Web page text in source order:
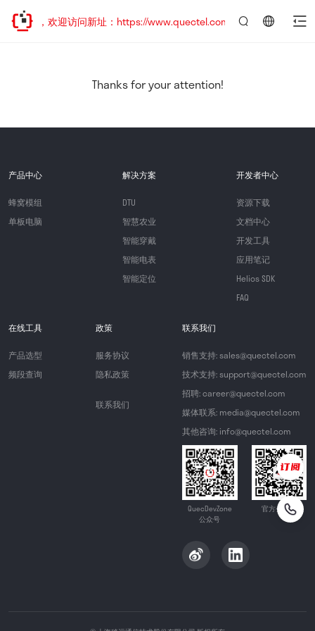
已迁移，欢迎访问新址：https://www.quectel.com.cn
Thanks for your attention!
产品中心
蜂窝模组
单板电脑
解决方案
DTU
智慧农业
智能穿戴
智能电表
智能定位
开发者中心
资源下载
文档中心
开发工具
应用笔记
Helios SDK
FAQ
在线工具
产品选型
频段查询
政策
服务协议
隐私政策
联系我们
联系我们
销售支持: sales@quectel.com
技术支持: support@quectel.com
招聘: career@quectel.com
媒体联系: media@quectel.com
其他咨询: info@quectel.com
QuecDevZone
公众号
官方公众号